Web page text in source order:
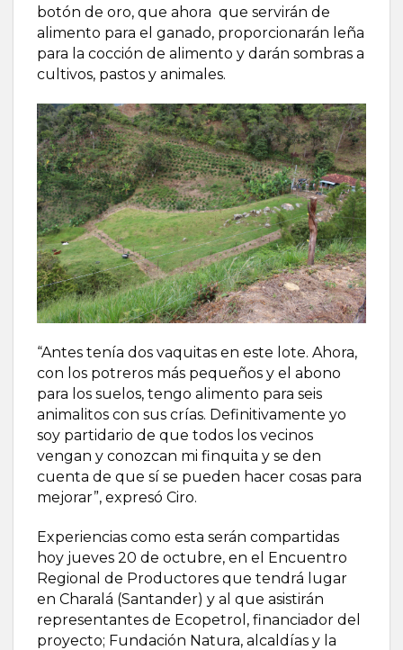
botón de oro, que ahora que servirán de
alimento para el ganado, proporcionarán leña
para la cocción de alimento y darán sombras a
cultivos, pastos y animales.
“Antes tenía dos vaquitas en este lote. Ahora,
con los potreros más pequeños y el abono
para los suelos, tengo alimento para seis
animalitos con sus crías. Definitivamente yo
soy partidario de que todos los vecinos
vengan y conozcan mi finquita y se den
cuenta de que sí se pueden hacer cosas para
mejorar”, expresó Ciro.
Experiencias como esta serán compartidas
hoy jueves 20 de octubre, en el Encuentro
Regional de Productores que tendrá lugar
en Charalá (Santander) y al que asistirán
representantes de Ecopetrol, financiador del
proyecto; Fundación Natura, alcaldías y la